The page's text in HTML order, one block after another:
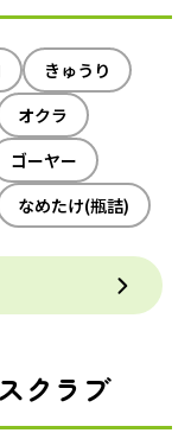
きゅうり
オクラ
ゴーヤー
なめたけ(瓶詰)
クラブ